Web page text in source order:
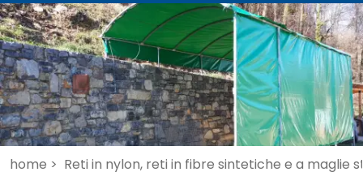
home > Reti in nylon, reti in fibre sintetiche e a maglie